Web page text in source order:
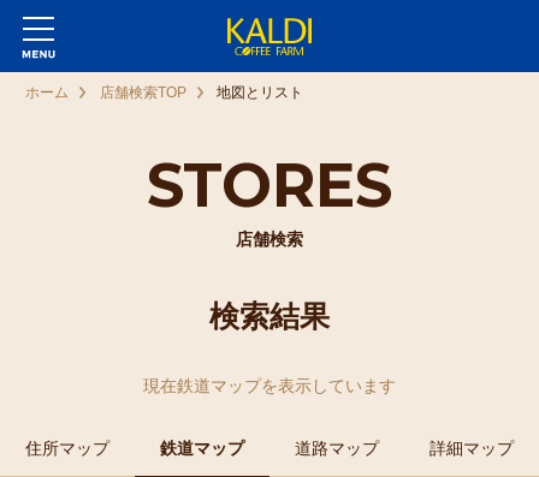
STORES
店舗検索
ホーム 店舗検索TOP 地図とリスト
検索結果
現在鉄道マップを表示しています
住所マップ 鉄道マップ 道路マップ 詳細マップ